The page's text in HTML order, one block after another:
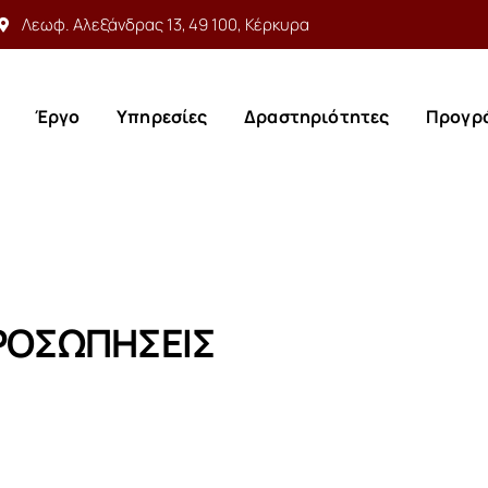
Λεωφ. Αλεξάνδρας 13, 49 100, Κέρκυρα
Έργο Υπηρεσίες Δραστηριότητες